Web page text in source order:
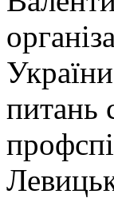
питань